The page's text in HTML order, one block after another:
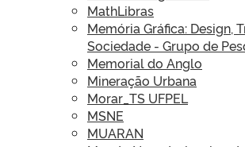
MathLibras
Memória Gráfica: Design,
Sociedade - Grupo de
Memorial do Anglo
Mineração Urbana
Morar_TS UFPEL
MSNE
MUARAN